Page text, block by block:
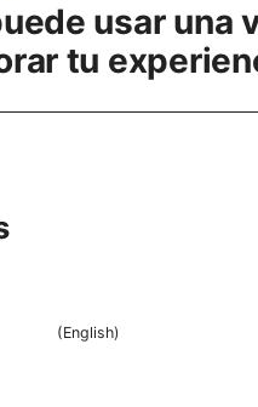
usar una
tu
(English)